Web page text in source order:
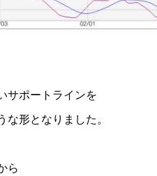
サポートラインを
形となりました。
ら